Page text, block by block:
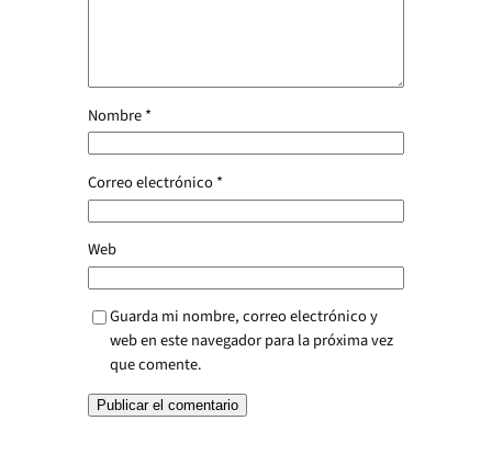
Nombre*
Correo electrónico*
Web
Guarda mi nombre, correo electrónico y
web en este navegador para la próxima vez
que comente.